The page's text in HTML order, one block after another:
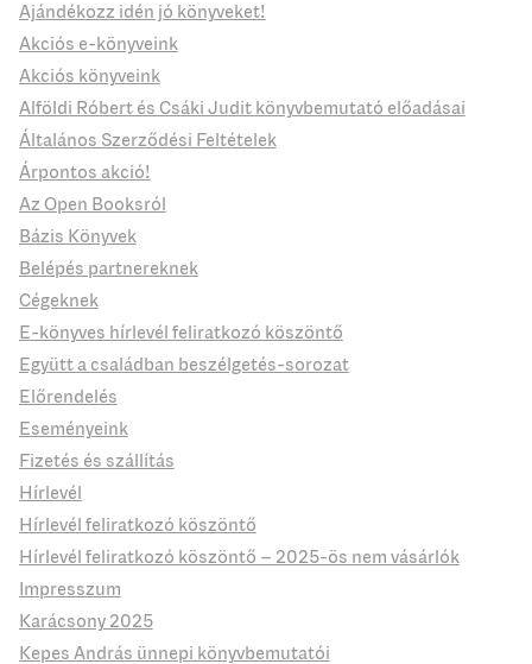
Ajándékozz idén jó könyveket!
Akciós e-könyveink
Akciós könyveink
Alföldi Róbert és Csáki Judit könyvbemutató előadásai
Általános Szerződési Feltételek
Árpontos akció!
Az Open Booksról
Bázis Könyvek
Belépés partnereknek
Cégeknek
E-könyves hírlevél feliratkozó köszöntő
Együtt a családban beszélgetés-sorozat
Előrendelés
Eseményeink
Fizetés és szállítás
Hírlevél
Hírlevél feliratkozó köszöntő
Hírlevél feliratkozó köszöntő – 2025-ös nem vásárlók
Impresszum
Karácsony 2025
Kepes András ünnepi könyvbemutatói